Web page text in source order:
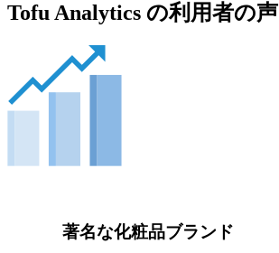
Tofu Analytics の利用者の声
著名な化粧品ブランド